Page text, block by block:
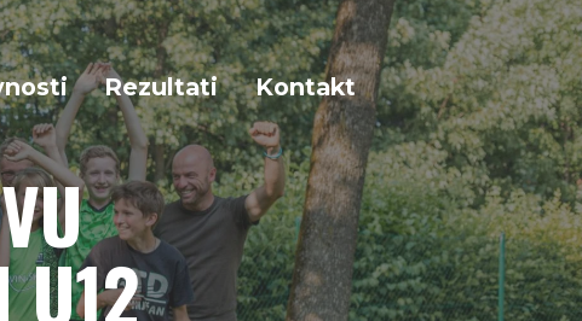
Rezultati Kontakt
U12